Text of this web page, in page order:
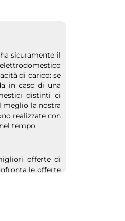
sicuramente il
di carico: se
in caso di una
distinti ci
meglio la nostra
realizzate con
tempo.
offerte di
le offerte